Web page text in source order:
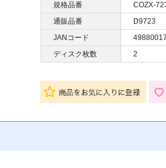
規格品番
COZX-
通販品番
D9723
JANコード
ディスク枚数
2